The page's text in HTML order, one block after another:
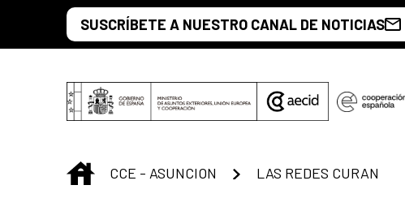
Saltar al contenido principal
SUSCRÍBETE A NUESTRO CANAL DE NOTICIAS
INICIO
CCE - ASUNCION LAS REDES CURAN